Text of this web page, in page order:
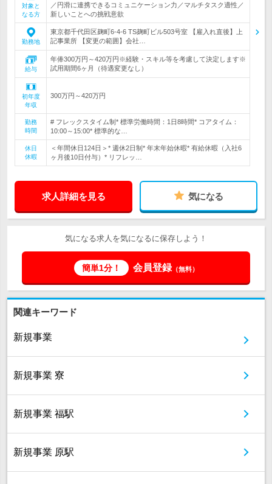
対象と
なる方
／円滑に連携できるコミュニケーション力／マルチタスク適性／
新しいことへの挑戦意欲
勤務地
東京都千代田区麹町6-4-6 TS麹町ビル503号室 【雇入れ直後】上
記事業所 【変更の範囲】会社…
給与
年俸300万円～420万円※経験・スキル等を考慮して決定します※
試用期間6ヶ月（待遇変更なし）
初年度
年収
300万円～420万円
勤務
時間
# フレックスタイム制* 標準労働時間：1日8時間* コアタイム：
10:00～15:00* 標準的な…
休日
休暇
＜年間休日124日＞* 週休2日制* 年末年始休暇* 有給休暇（入社6
ヶ月後10日付与）* リフレッ…
求人詳細を見る 気になる
気になる求人を気になるに保存しよう！
簡単1分！ 会員登録（無料）
関連キーワード
新規事業
新規事業 寮
新規事業 福駅
新規事業 原駅